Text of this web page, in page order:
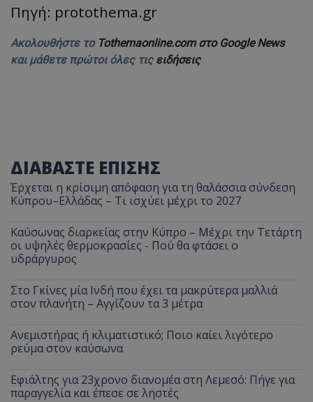
Πηγή: protothema.gr
Ακολουθήστε το Tothemaonline.com στο Google News
και μάθετε πρώτοι όλες τις ειδήσεις
ΔΙΑΒΑΣΤΕ ΕΠΙΣΗΣ
Έρχεται η κρίσιμη απόφαση για τη θαλάσσια σύνδεση
Κύπρου–Ελλάδας – Τι ισχύει μέχρι το 2027
Καύσωνας διαρκείας στην Κύπρο – Μέχρι την Τετάρτη
οι υψηλές θερμοκρασίες - Πού θα φτάσει ο
υδράργυρος
Στο Γκίνες μία Ινδή που έχει τα μακρύτερα μαλλιά
στον πλανήτη – Αγγίζουν τα 3 μέτρα
Ανεμιστήρας ή κλιματιστικό; Ποιο καίει λιγότερο
ρεύμα στον καύσωνα
Εφιάλτης για 23χρονο διανομέα στη Λεμεσό: Πήγε για
παραγγελία και έπεσε σε ληστές